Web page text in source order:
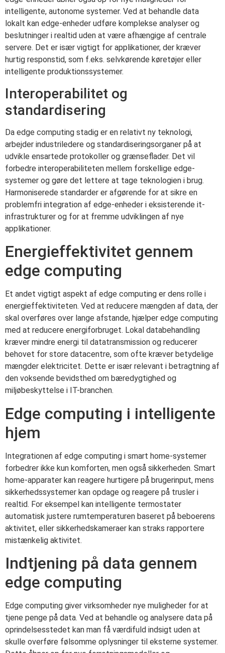
intelligente, autonome systemer. Ved at behandle data
lokalt kan edge-enheder udføre komplekse analyser og
beslutninger i realtid uden at være afhængige af centrale
servere. Det er især vigtigt for applikationer, der kræver
hurtig responstid, som f.eks. selvkørende køretøjer eller
intelligente produktionssystemer.
Interoperabilitet og
standardisering
Da edge computing stadig er en relativt ny teknologi,
arbejder industriledere og standardiseringsorganer på at
udvikle ensartede protokoller og grænseflader. Det vil
forbedre interoperabiliteten mellem forskellige edge-
systemer og gøre det lettere at tage teknologien i brug.
Harmoniserede standarder er afgørende for at sikre en
problemfri integration af edge-enheder i eksisterende it-
infrastrukturer og for at fremme udviklingen af nye
applikationer.
Energieffektivitet gennem
edge computing
Et andet vigtigt aspekt af edge computing er dens rolle i
energieffektiviteten. Ved at reducere mængden af data, der
skal overføres over lange afstande, hjælper edge computing
med at reducere energiforbruget. Lokal databehandling
kræver mindre energi til datatransmission og reducerer
behovet for store datacentre, som ofte kræver betydelige
mængder elektricitet. Dette er især relevant i betragtning af
den voksende bevidsthed om bæredygtighed og
miljøbeskyttelse i IT-branchen.
Edge computing i intelligente
hjem
Integrationen af edge computing i smart home-systemer
forbedrer ikke kun komforten, men også sikkerheden. Smart
home-apparater kan reagere hurtigere på brugerinput, mens
sikkerhedssystemer kan opdage og reagere på trusler i
realtid. For eksempel kan intelligente termostater
automatisk justere rumtemperaturen baseret på beboerens
aktivitet, eller sikkerhedskameraer kan straks rapportere
mistænkelig aktivitet.
Indtjening på data gennem
edge computing
Edge computing giver virksomheder nye muligheder for at
tjene penge på data. Ved at behandle og analysere data på
oprindelsesstedet kan man få værdifuld indsigt uden at
skulle overføre følsomme oplysninger til eksterne systemer.